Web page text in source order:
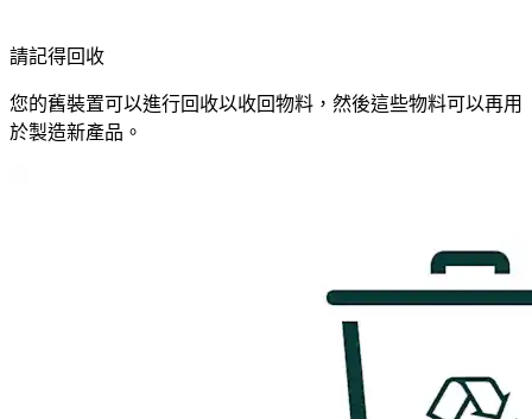
請記得回收
您的舊裝置可以進行回收以收回物料，然後這些物料可以再用
於製造新產品。